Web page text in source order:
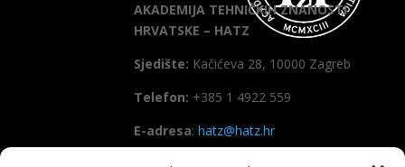
AKADEMIJA TEHNIČKIH ZNANOSTI
HRVATSKE – HATZ
Sjedište: Kačićeva 28, 10000 Zagreb
Telefon: +385 1 4922 559
E-adresa: hatz@hatz.hr